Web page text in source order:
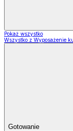
Pokaż wszystko
Wszystko z Wyposażenie
Gotowanie